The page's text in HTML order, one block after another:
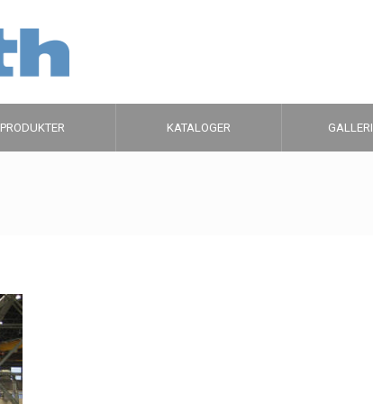
PRODUKTER KATALOGER GALLERI